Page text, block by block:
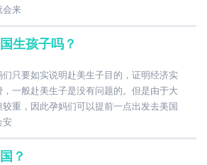
会来
生孩子吗？
只要如实说明赴美生子目的，证明经济实
一般赴美生子是没有问题的。但是由于大
重，因此孕妈们可以提前一点出发去美国
安
？